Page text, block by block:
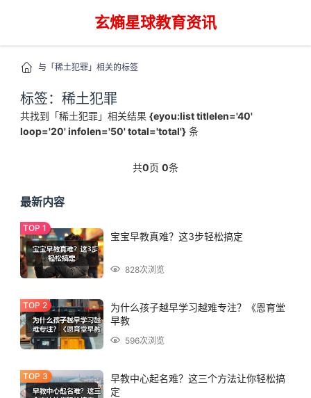
玄熵星球教育资讯
与「稀土犯罪」相关的标签
标签：稀土犯罪
共找到「稀土犯罪」相关结果 {eyou:list titlelen='40'
loop='20' infolen='50' total='total'} 条
共0页 0条
最新内容
宝宝早教真难？这3步轻松搞定
828次浏览
为什么孩子越早学习越难专注？《恩育堂
早教
596次浏览
早教中心起名难？这三个方法让你轻松搞
定